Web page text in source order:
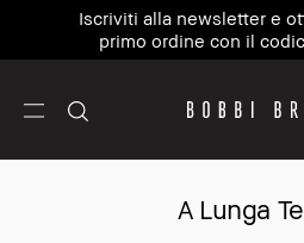
Iscriviti alla newsletter e
primo ordine con il
A Lunga